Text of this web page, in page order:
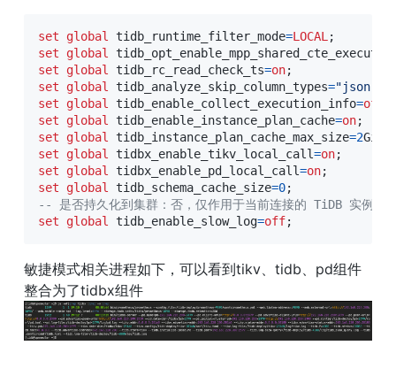
set global tidb_runtime_filter_mode=LOCAL;
set
global
set
global tidb_rc_read_check_ts=on;
set
global tidb_analyze_skip_column_types=
set
global tidb_enable_collect_execution_info=off
set
global tidb_enable_instance_plan_cache=on;
set
global tidb_instance_plan_cache_max_size=2GiB
set
global tidbx_enable_tikv_local_call=on;
set
global tidbx_enable_pd_local_call=on;
set
global tidb_schema_cache_size=0;
-- 是否持久化到集群：否，仅作用于当前连接的 TiDB 实例
set
global tidb_enable_slow_log=off;
敏捷模式相关进程如下，可以看到tikv、tidb、pd组件